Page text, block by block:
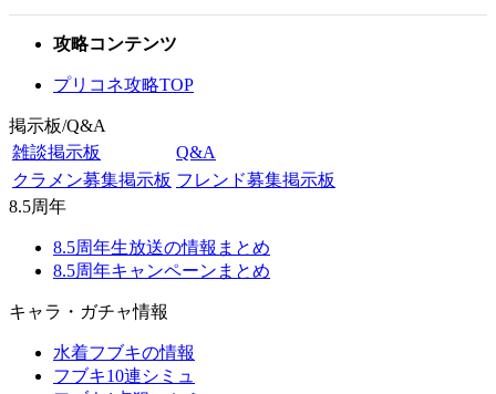
攻略コンテンツ
プリコネ攻略TOP
掲示板/Q&A
雑談掲示板
Q&A
クラメン募集掲示板 フレンド募集掲示板
8.5周年
8.5周年生放送の情報まとめ
8.5周年キャンペーンまとめ
キャラ・ガチャ情報
水着フブキの情報
フブキ10連シミュ